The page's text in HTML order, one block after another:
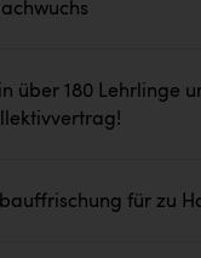
über 180 Lehrlinge
für zu